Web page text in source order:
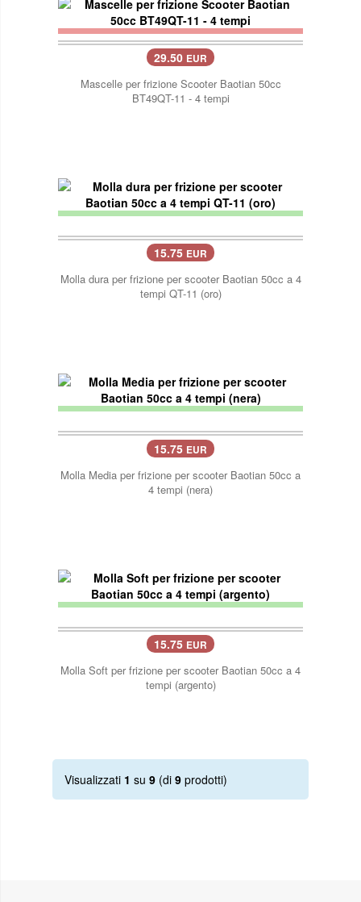
29.50 EUR
Mascelle per frizione Scooter Baotian 50cc
BT49QT-11 - 4 tempi
15.75 EUR
Molla dura per frizione per scooter Baotian 50cc a 4
tempi QT-11 (oro)
15.75 EUR
Molla Media per frizione per scooter Baotian 50cc a
4 tempi (nera)
15.75 EUR
Molla Soft per frizione per scooter Baotian 50cc a 4
tempi (argento)
Visualizzati 1 su 9 (di 9 prodotti)